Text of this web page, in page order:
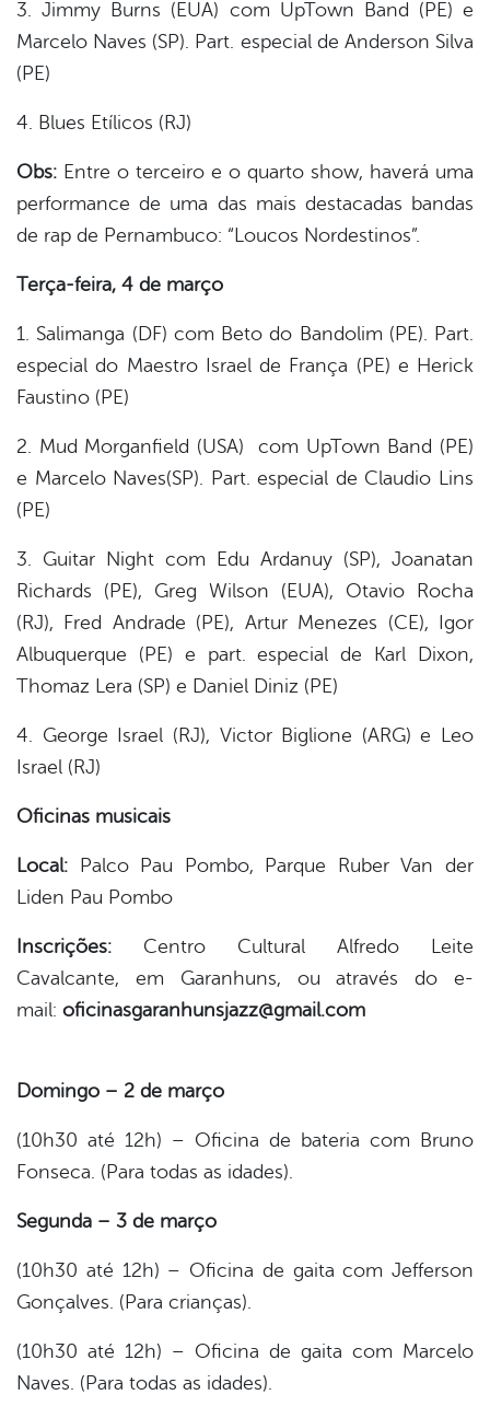
3. Jimmy Burns (EUA) com UpTown Band (PE) e
Marcelo Naves (SP). Part. especial de Anderson Silva
(PE)
4. Blues Etílicos (RJ)
Obs: Entre o terceiro e o quarto show, haverá uma
performance de uma das mais destacadas bandas
de rap de Pernambuco: “Loucos Nordestinos”.
Terça-feira, 4 de março
1. Salimanga (DF) com Beto do Bandolim (PE). Part.
especial do Maestro Israel de França (PE) e Herick
Faustino (PE)
2. Mud Morganfield (USA) com UpTown Band (PE)
e Marcelo Naves(SP). Part. especial de Claudio Lins
(PE)
3. Guitar Night com Edu Ardanuy (SP), Joanatan
Richards (PE), Greg Wilson (EUA), Otavio Rocha
(RJ), Fred Andrade (PE), Artur Menezes (CE), Igor
Albuquerque (PE) e part. especial de Karl Dixon,
Thomaz Lera (SP) e Daniel Diniz (PE)
4. George Israel (RJ), Victor Biglione (ARG) e Leo
Israel (RJ)
Oficinas musicais
Local: Palco Pau Pombo, Parque Ruber Van der
Liden Pau Pombo
Inscrições: Centro Cultural Alfredo Leite
Cavalcante, em Garanhuns, ou através do e-
mail: oficinasgaranhunsjazz@gmail.com
Domingo – 2 de março
(10h30 até 12h) – Oficina de bateria com Bruno
Fonseca. (Para todas as idades).
Segunda – 3 de março
(10h30 até 12h) – Oficina de gaita com Jefferson
Gonçalves. (Para crianças).
(10h30 até 12h) – Oficina de gaita com Marcelo
Naves. (Para todas as idades).